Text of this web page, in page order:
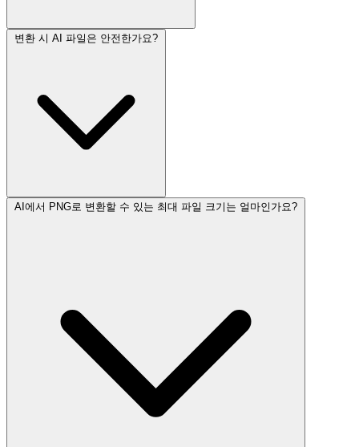
변환 시 AI 파일은 안전한가요?
AI에서 PNG로 변환할 수 있는 최대 파일 크기는 얼마인가요?